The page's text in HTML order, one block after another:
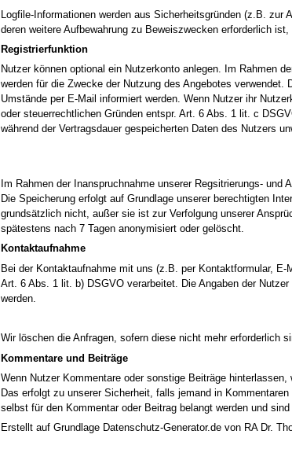
Logfile-Informationen werden aus Sicherheitsgründen (z.B.
deren weitere Aufbewahrung zu Beweiszwecken erforderlich
Registrierfunktion
Nutzer können optional ein Nutzerkonto anlegen. Im Rahmen
werden für die Zwecke der Nutzung des Angebotes
Umstände per E-Mail informiert werden. Wenn Nutzer ihr
oder steuerrechtlichen Gründen entspr. Art. 6 Abs. 1 lit. c
während der Vertragsdauer gespeicherten Daten des Nutzers
Im Rahmen der Inanspruchnahme unserer Regsitrierungs-
Die Speicherung erfolgt auf Grundlage unserer berechtigten
grundsätzlich nicht, außer sie ist zur Verfolgung unserer
spätestens nach 7 Tagen anonymisiert oder gelöscht.
Kontaktaufnahme
Bei der Kontaktaufnahme mit uns (z.B. per Kontaktformular,
Art. 6 Abs. 1 lit. b) DSGVO verarbeitet. Die Angaben der
werden.
Wir löschen die Anfragen, sofern diese nicht mehr erforderlich
Kommentare und Beiträge
Wenn Nutzer Kommentare oder sonstige Beiträge
Das erfolgt zu unserer Sicherheit, falls jemand in
selbst für den Kommentar oder Beitrag belangt werden und
Erstellt auf Grundlage Datenschutz-Generator.de von RA Dr.